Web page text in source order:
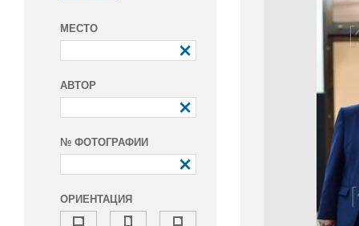
МЕСТО
АВТОР
№ ФОТОГРАФИИ
ОРИЕНТАЦИЯ